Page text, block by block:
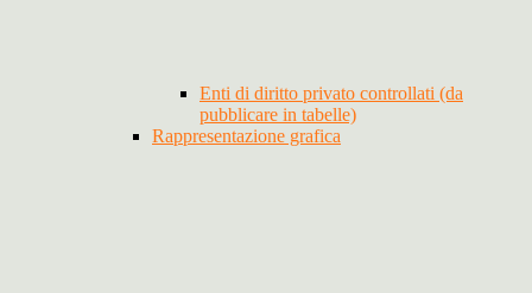
Enti di diritto privato controllati (da
pubblicare in tabelle)
Rappresentazione grafica